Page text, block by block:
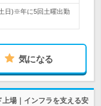
日)※年に5回土曜出勤
気になる
場｜インフラを支える安